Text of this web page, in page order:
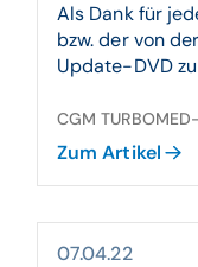
Als Dank für
bzw. der von
Update-DVD
CGM
Zum Artikel
07.04.22